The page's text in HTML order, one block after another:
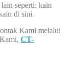
seperti: kain
di sini.
Kami melalui
CT-